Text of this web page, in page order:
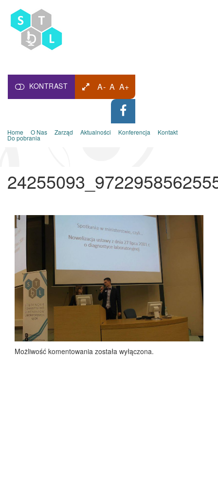
A- A A+
KONTRAST
Home O Nas Zarząd Aktualności Konferencja Kontakt
Do pobrania
Możliwość komentowania została wyłączona.